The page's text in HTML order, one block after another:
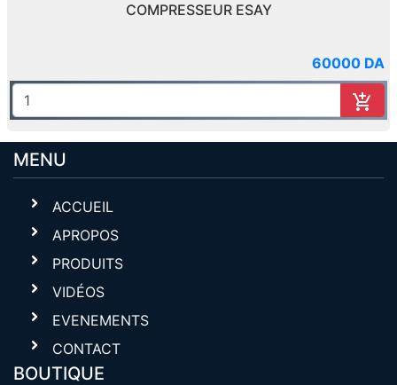
COMPRESSEUR ESAY
60000 DA
MENU
ACCUEIL
APROPOS
PRODUITS
VIDÉOS
EVENEMENTS
CONTACT
BOUTIQUE